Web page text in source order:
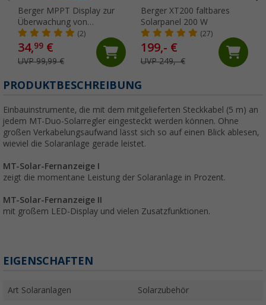
Berger MPPT Display zur
Überwachung von
Solarenegie MPSC 20
(2)
34,99 €
UVP 99,99 €
Berger XT200 faltbares
Solarpanel 200 W
(27)
199,- €
UVP 249,- €
PRODUKTBESCHREIBUNG
Einbauinstrumente, die mit dem mitgelieferten Steckkabel (5 m) an
jedem MT-Duo-Solarregler eingesteckt werden können. Ohne
großen Verkabelungsaufwand lässt sich so auf einen Blick ablesen,
wieviel die Solaranlage gerade leistet.
MT-Solar-Fernanzeige I
zeigt die momentane Leistung der Solaranlage in Prozent.
MT-Solar-Fernanzeige II
mit großem LED-Display und vielen Zusatzfunktionen.
EIGENSCHAFTEN
Art Solaranlagen Solarzubehör